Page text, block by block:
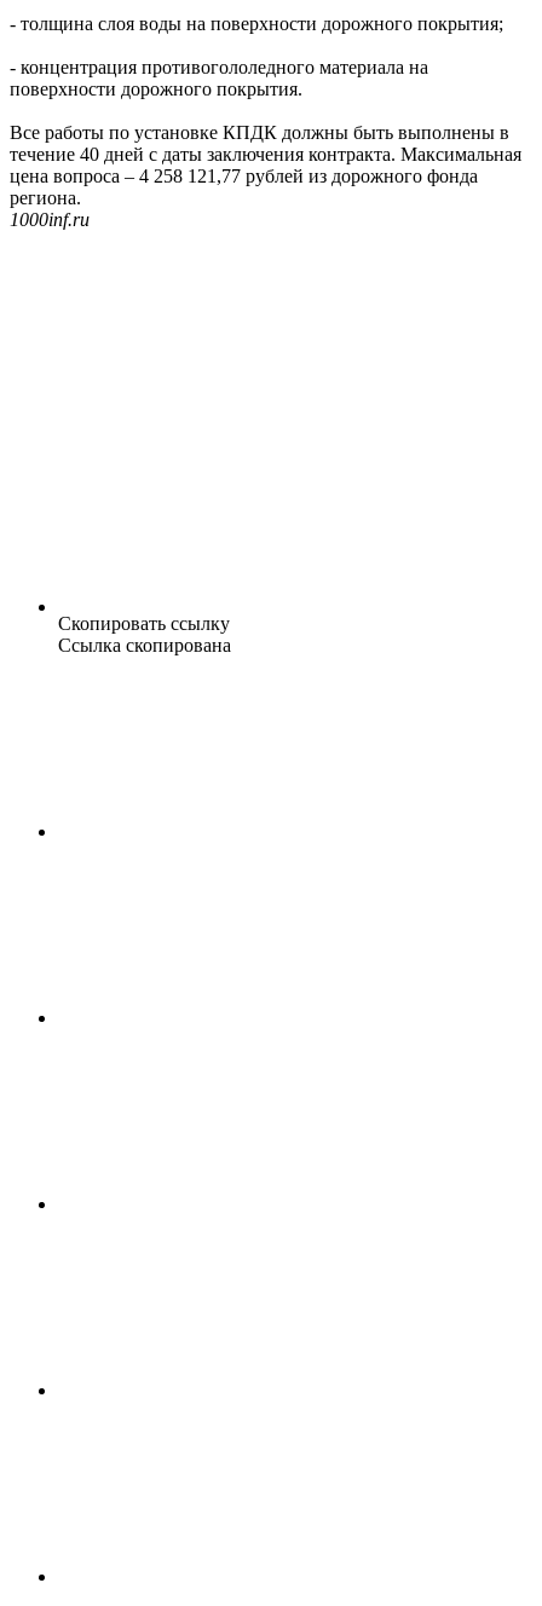
- толщина слоя воды на поверхности дорожного покрытия;
- концентрация противогололедного материала на
поверхности дорожного покрытия.
Все работы по установке КПДК должны быть выполнены в
течение 40 дней с даты заключения контракта. Максимальная
цена вопроса – 4 258 121,77 рублей из дорожного фонда
региона.
1000inf.ru
Скопировать ссылку
Ссылка скопирована